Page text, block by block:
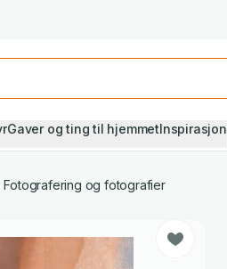
Gaver og ting til hjemmetInspirasjon
Fotografering og fotografier